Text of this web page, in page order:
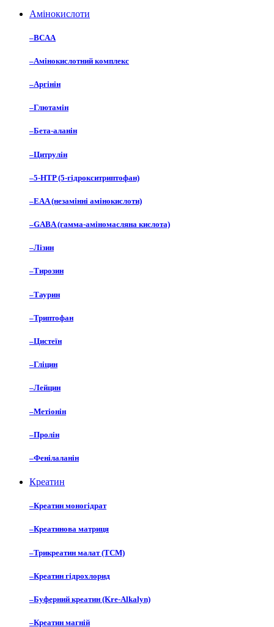
Амінокислоти
–BCAA
–Амінокислотний комплекс
–Аргінін
–Глютамін
–Бета-аланін
–Цитрулін
–5-HTP (5-гідрокситриптофан)
–EAA (незамінні амінокислоти)
–GABA (гамма-аміномасляна кислота)
–Лізин
–Тирозин
–Таурин
–Триптофан
–Цистеїн
–Гліцин
–Лейцин
–Метіонін
–Пролін
–Фенілаланін
Креатин
–Креатин моногідрат
–Креатинова матриця
–Трикреатин малат (TCM)
–Креатин гідрохлорид
–Буферний креатин (Kre-Alkalyn)
–Креатин магній